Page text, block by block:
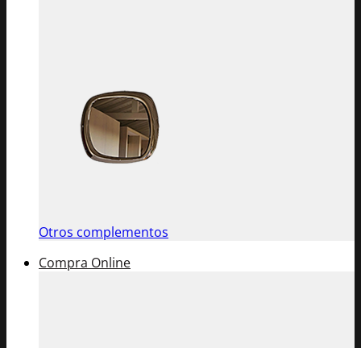
Otros complementos
Compra Online